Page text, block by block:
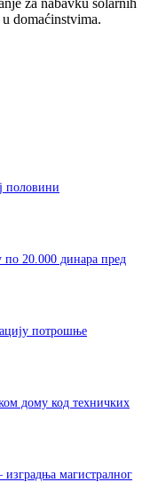
domaćinstvima.
половини
20.000 динара пред
потрошње
дому код техничких
изградња магистралног